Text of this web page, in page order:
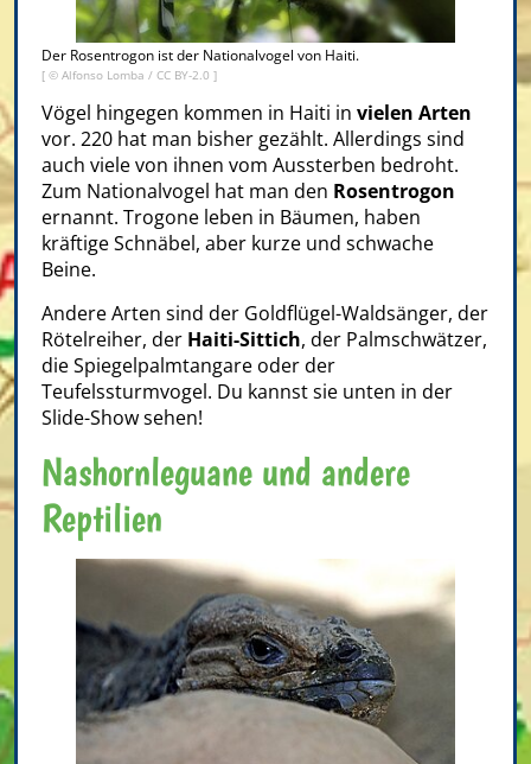
Der Rosentrogon ist der Nationalvogel von Haiti.
[ © Alfonso Lomba / CC BY-2.0 ]
Vögel hingegen kommen in Haiti in vielen Arten
vor. 220 hat man bisher gezählt. Allerdings sind
auch viele von ihnen vom Aussterben bedroht.
Zum Nationalvogel hat man den Rosentrogon
ernannt. Trogone leben in Bäumen, haben
kräftige Schnäbel, aber kurze und schwache
Beine.
Andere Arten sind der Goldflügel-Waldsänger, der
Rötelreiher, der Haiti-Sittich, der Palmschwätzer,
die Spiegelpalmtangare oder der
Teufelssturmvogel. Du kannst sie unten in der
Slide-Show sehen!
Nashornleguane und andere
Reptilien